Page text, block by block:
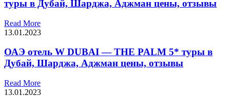
туры в Дубай, Шарджа, Аджман цены, отзывы
Read More
13.01.2023
ОАЭ отель W DUBAI — THE PALM 5* туры в
Дубай, Шарджа, Аджман цены, отзывы
Read More
13.01.2023